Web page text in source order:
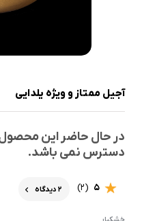
آجیل ممتاز و ویژه یلدایی
در حال حاضر این محصول
دسترس نمی باشد.
5
(2) 2 دیدگاه